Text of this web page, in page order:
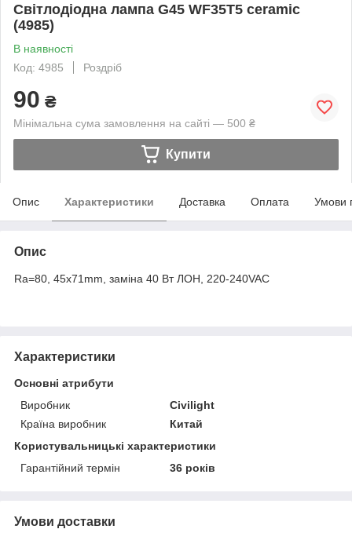
Світлодіодна лампа G45 WF35T5 ceramic
(4985)
В наявності
Код: 4985
Роздріб
90 ₴
Мінімальна сума замовлення на сайті — 500 ₴
Купити
Опис Характеристики Доставка Оплата Умови
Опис
Ra=80, 45x71mm, заміна 40 Вт ЛОН, 220-240VAC
Характеристики
Основні атрибути
Виробник
Civilight
Країна виробник
Китай
Користувальницькі характеристики
Гарантійний термін
36 років
Умови доставки